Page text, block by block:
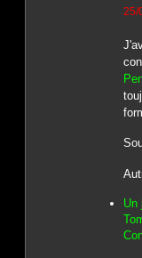
25/
Un